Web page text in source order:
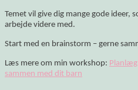
Temet vil give dig mange gode ideer,
arbejde videre med.
Start med en brainstorm – gerne
Læs mere om min workshop:
sammen med dit barn